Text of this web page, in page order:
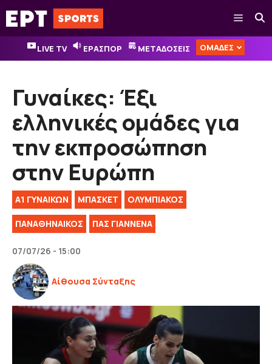
Μετάβαση
σε
περιεχόμενο
Μενού
LIVE TV ΕΡΑΣΠΟΡ ΜΕΤΑΔΟΣΕΙΣ ΟΜΑΔΕΣ
Γυναίκες: Έξι
ελληνικές ομάδες για
την εκπροσώπηση
στην Ευρώπη
Α1 ΓΥΝΑΙΚΏΝ ΜΠΑΣΚΕΤ ΟΛΥΜΠΙΑΚΟΣ
ΠΑΝΑΘΗΝΑΙΚΟΣ ΠΑΣ ΓΙΑΝΝΕΝΑ
07/07/26 - 15:00
Αίθουσα Σύνταξης